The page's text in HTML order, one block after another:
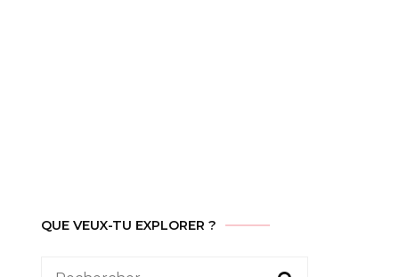
QUE VEUX-TU EXPLORER ?